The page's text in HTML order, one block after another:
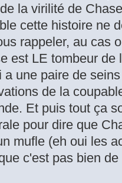
la virilité de
cette histoire ne
rappeler, au cas
est LE tombeur de
a une paire de
de la
Et puis tout ça
pour dire que
mufle (eh oui les
c'est pas bien